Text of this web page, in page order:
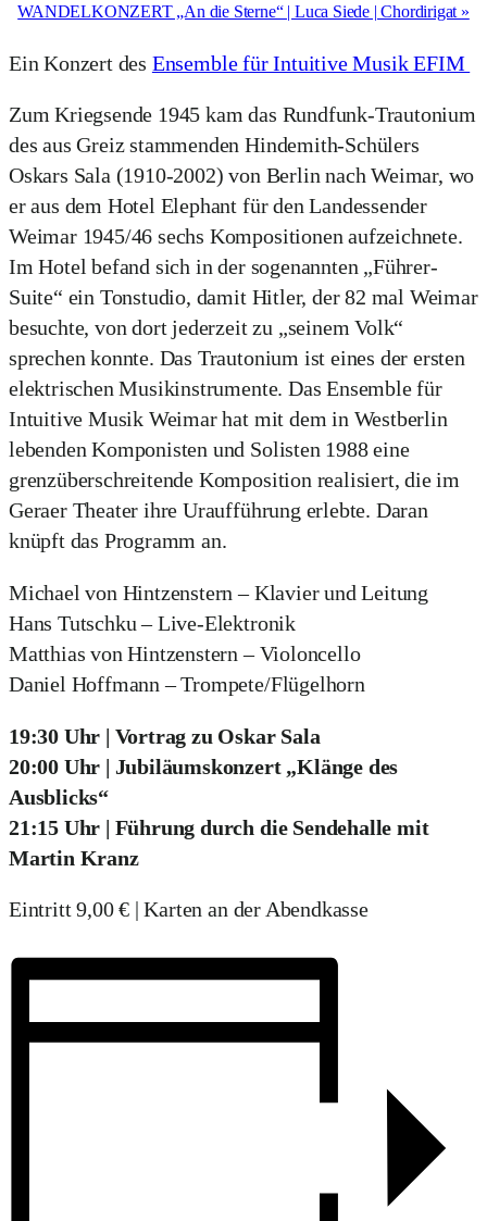
WANDELKONZERT „An die Sterne“ | Luca Siede | Chordirigat »
Ein Konzert des Ensemble für Intuitive Musik EFIM
Zum Kriegsende 1945 kam das Rundfunk-Trautonium
des aus Greiz stammenden Hindemith-Schülers
Oskars Sala (1910-2002) von Berlin nach Weimar, wo
er aus dem Hotel Elephant für den Landessender
Weimar 1945/46 sechs Kompositionen aufzeichnete.
Im Hotel befand sich in der sogenannten „Führer-
Suite“ ein Tonstudio, damit Hitler, der 82 mal Weimar
besuchte, von dort jederzeit zu „seinem Volk“
sprechen konnte. Das Trautonium ist eines der ersten
elektrischen Musikinstrumente. Das Ensemble für
Intuitive Musik Weimar hat mit dem in Westberlin
lebenden Komponisten und Solisten 1988 eine
grenzüberschreitende Komposition realisiert, die im
Geraer Theater ihre Uraufführung erlebte. Daran
knüpft das Programm an.
Michael von Hintzenstern – Klavier und Leitung
Hans Tutschku – Live-Elektronik
Matthias von Hintzenstern – Violoncello
Daniel Hoffmann – Trompete/Flügelhorn
19:30 Uhr | Vortrag zu Oskar Sala
20:00 Uhr | Jubiläumskonzert „Klänge des
Ausblicks“
21:15 Uhr | Führung durch die Sendehalle mit
Martin Kranz
Eintritt 9,00 € | Karten an der Abendkasse